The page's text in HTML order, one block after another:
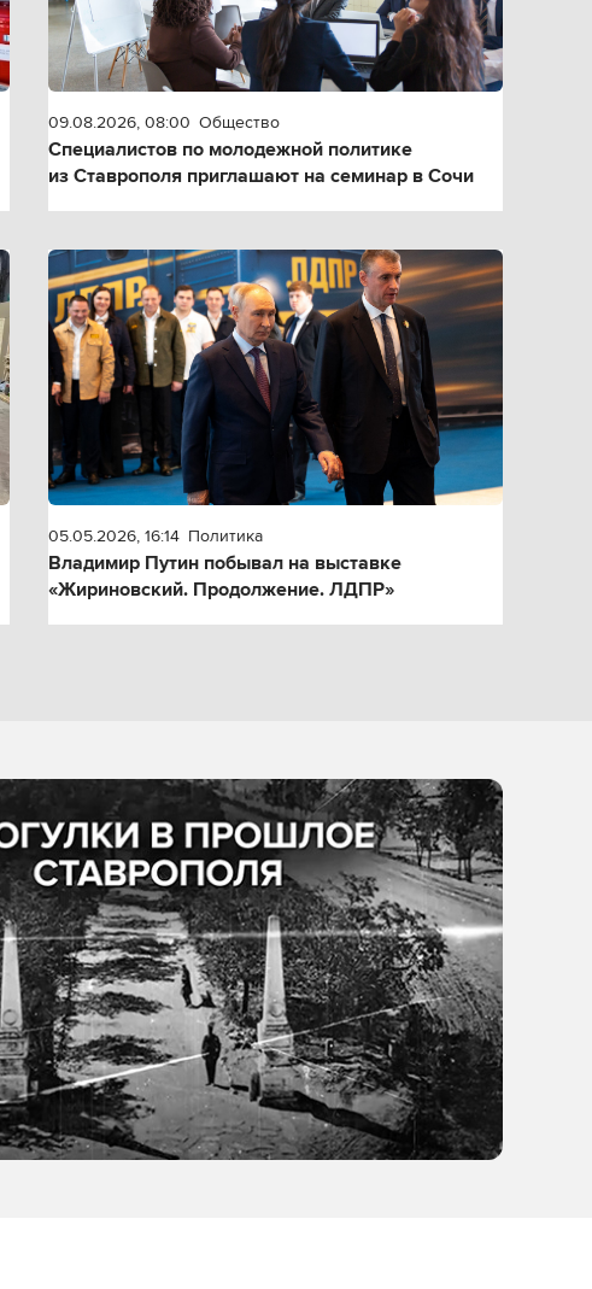
09.08.2026, 08:00 Общество
Специалистов по молодежной политике
из Ставрополя приглашают на семинар в Сочи
05.05.2026, 16:14 Политика
Владимир Путин побывал на выставке
«Жириновский. Продолжение. ЛДПР»